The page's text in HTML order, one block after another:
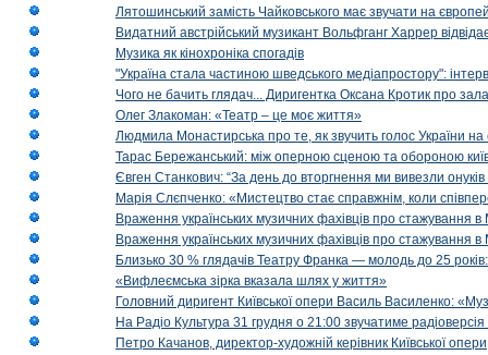
Лятошинський замість Чайковського має звучати на
Видатний австрійський музикант Вольфганг Харрер
Музика як кінохроніка спогадів
"Україна стала частиною шведського медіапростору":
Чого не бачить глядач... Диригентка Оксана Кротик про
Олег Злакоман: «Театр – це моє життя»
Людмила Монастирська про те, як звучить голос України на
Тарас Бережанський: між оперною сценою та обороною
Євген Станкович: “За день до вторгнення ми вивезли онуків
Марія Слєпченко: «Мистецтво стає справжнім, коли
Враження українських музичних фахівців про стажування
Враження українських музичних фахівців про стажування
Близько 30 % глядачів Театру Франка — молодь до 25
«Вифлеємська зірка вказала шлях у життя»
Головний диригент Київської опери Василь Василенко:
На Радіо Культура 31 грудня о 21:00 звучатиме
Петро Качанов, директор-художній керівник Київської опери